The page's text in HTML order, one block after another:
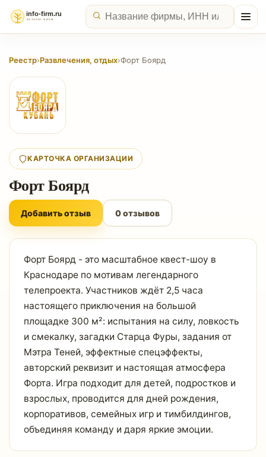
Реестр›Развлечения, отдых›Форт Боярд
КАРТОЧКА ОРГАНИЗАЦИИ
Форт Боярд
Добавить отзыв 0 отзывов
Форт Боярд - это масштабное квест-шоу в
Краснодаре по мотивам легендарного
телепроекта. Участников ждёт 2,5 часа
настоящего приключения на большой
площадке 300 м²: испытания на силу, ловкость
и смекалку, загадки Старца Фуры, задания от
Мэтра Теней, эффектные спецэффекты,
авторский реквизит и настоящая атмосфера
Форта. Игра подходит для детей, подростков и
взрослых, проводится для дней рождения,
корпоративов, семейных игр и тимбилдингов,
объединяя команду и даря яркие эмоции.